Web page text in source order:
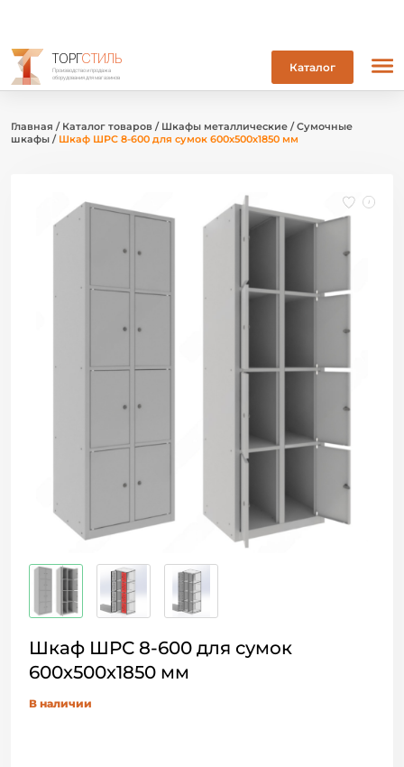
ТОРГСТИЛЬ
Производство и продажа
оборудования для магазинов
Каталог
Главная / Каталог товаров / Шкафы металлические /Сумочные
шкафы / Шкаф ШРС 8-600 для сумок 600х500х1850 мм
Шкаф ШРС 8-600 для сумок
600х500х1850 мм
В наличии